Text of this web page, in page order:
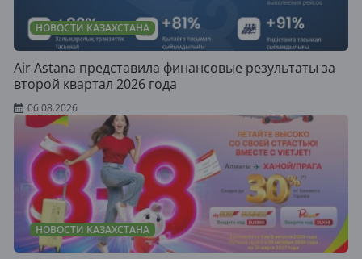
НОВОСТИ КАЗАХСТАНА
Air Astana представила финансовые результаты за
второй квартал 2026 года
06.08.2026
НОВОСТИ КАЗАХСТАНА